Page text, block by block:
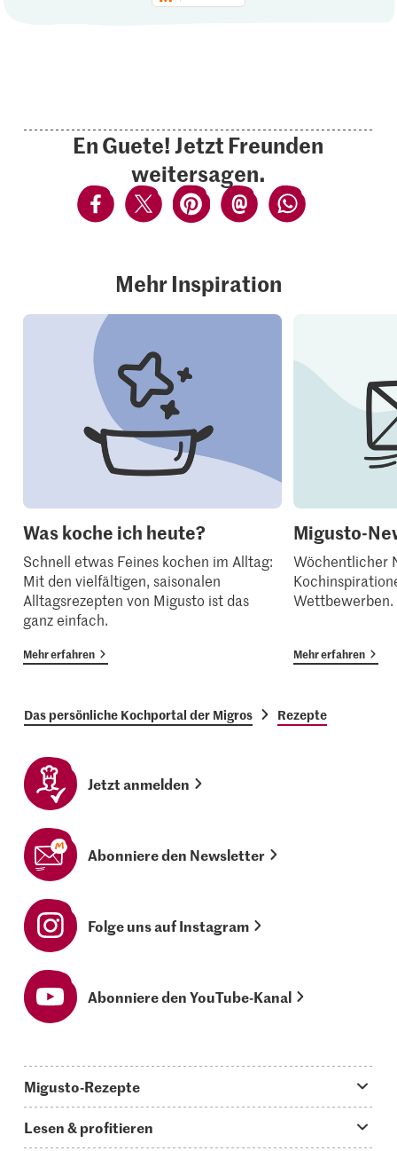
En Guete! Jetzt Freunden
weitersagen.
Mehr Inspiration
Was koche ich heute?
Schnell etwas Feines kochen im Alltag:
Mit den vielfältigen, saisonalen
Alltagsrezepten von Migusto ist das
ganz einfach.
Mehr erfahren
Migusto-
Wöchentlicher
Wettbewerben.
Mehr erfahren
Das persönliche Kochportal der Migros Rezepte
Jetzt anmelden
Abonniere den Newsletter
Folge uns auf Instagram
Abonniere den YouTube-Kanal
Migusto-Rezepte
Lesen & profitieren